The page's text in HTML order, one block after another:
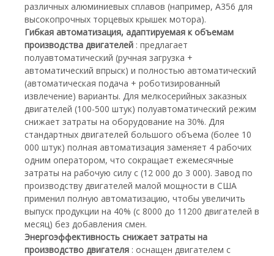
различных алюминиевых сплавов (например, А356 для
высокопрочных торцевых крышек мотора).
Гибкая автоматизация, адаптируемая к объемам
производства двигателей : предлагает
полуавтоматический (ручная загрузка +
автоматический впрыск) и полностью автоматический
(автоматическая подача + роботизированный
извлечение) варианты. Для мелкосерийных заказных
двигателей (100-500 штук) полуавтоматический режим
снижает затраты на оборудование на 30%. Для
стандартных двигателей большого объема (более 10
000 штук) полная автоматизация заменяет 4 рабочих
одним оператором, что сокращает ежемесячные
затраты на рабочую силу с (12 000 до 3 000). Завод по
производству двигателей малой мощности в США
применил полную автоматизацию, чтобы увеличить
выпуск продукции на 40% (с 8000 до 11200 двигателей в
месяц) без добавления смен.
Энергоэффективность снижает затраты на
производство двигателя : оснащен двигателем с